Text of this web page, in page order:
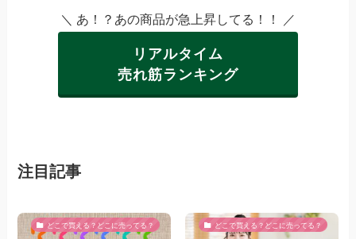
＼ あ！？あの商品が急上昇してる！！ ／
リアルタイム
売れ筋ランキング
注目記事
どこで買える？どこに売ってる？ どこで買える？どこに売ってる？